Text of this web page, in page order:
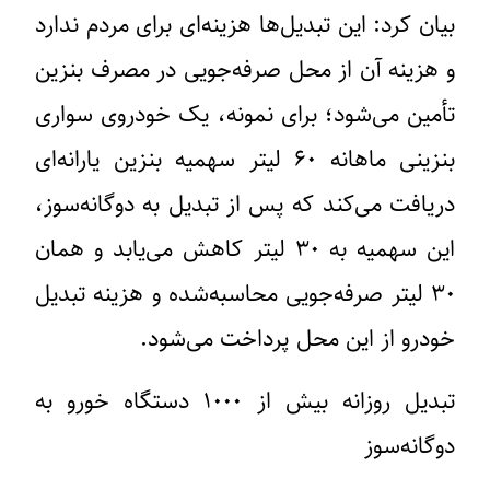
بیان کرد: این تبدیل‌ها هزینه‌ای برای مردم ندارد
و هزینه آن از محل صرفه‌جویی در مصرف بنزین
تأمین می‌شود؛ برای نمونه، یک خودروی سواری
بنزینی ماهانه ۶۰ لیتر سهمیه بنزین یارانه‌ای
دریافت می‌کند که پس از تبدیل به دوگانه‌سوز،
این سهمیه به ۳۰ لیتر کاهش می‌یابد و همان
۳۰ لیتر صرفه‌جویی محاسبه‌شده و هزینه تبدیل
خودرو از این محل پرداخت می‌شود.
تبدیل روزانه بیش از ۱۰۰۰ دستگاه خورو به
دوگانه‌سوز